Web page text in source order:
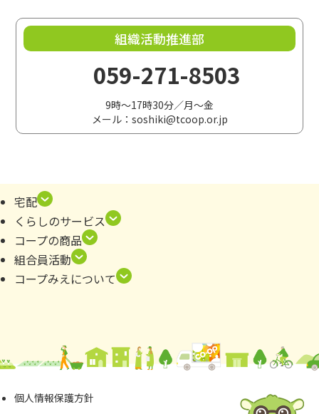
大
項
目
小項
摘要
代
交
通
費
交通
費
通信
費
電話代（1通話30円）郵送代実費
代
そ
刷・
コピー・印刷代、筆記具ノート、フ
ァイル、その他の消耗品等 会議で飲
組織活動推進部
059-271-8503
9時～17時30分／月～金
メール：soshiki@tcoop.or.jp
宅配
くらしのサービス
コープの商品
組合員活動
コープみえについて
個⼈情報保護⽅針